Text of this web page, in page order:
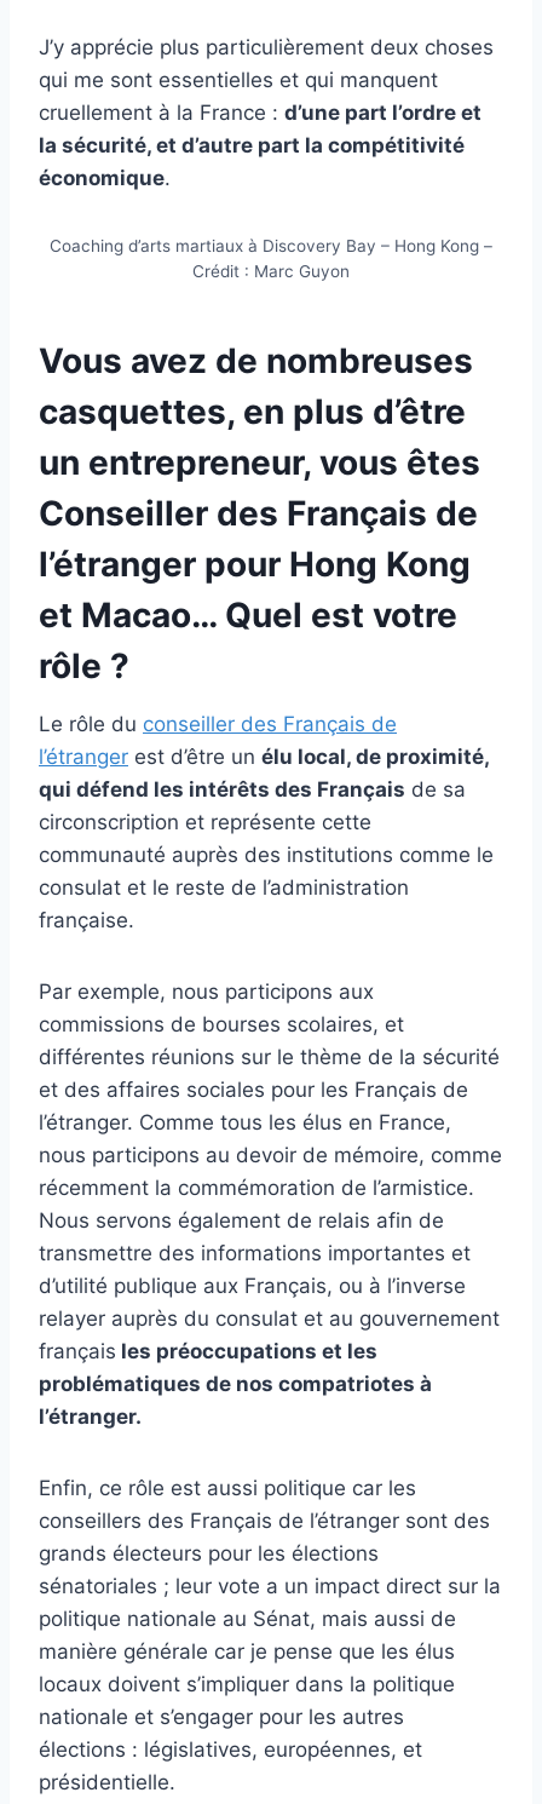
J’y apprécie plus particulièrement deux choses
qui me sont essentielles et qui manquent
cruellement à la France : d’une part l’ordre et
la sécurité, et d’autre part la compétitivité
économique.
Coaching d’arts martiaux à Discovery Bay – Hong Kong –
Crédit : Marc Guyon
Vous avez de nombreuses
casquettes, en plus d’être
un entrepreneur, vous êtes
Conseiller des Français de
l’étranger pour Hong Kong
et Macao… Quel est votre
rôle ?
Le rôle du conseiller des Français de
l’étranger est d’être un élu local, de proximité,
qui défend les intérêts des Français de sa
circonscription et représente cette
communauté auprès des institutions comme le
consulat et le reste de l’administration
française.
Par exemple, nous participons aux
commissions de bourses scolaires, et
différentes réunions sur le thème de la sécurité
et des affaires sociales pour les Français de
l’étranger. Comme tous les élus en France,
nous participons au devoir de mémoire, comme
récemment la commémoration de l’armistice.
Nous servons également de relais afin de
transmettre des informations importantes et
d’utilité publique aux Français, ou à l’inverse
relayer auprès du consulat et au gouvernement
français les préoccupations et les
problématiques de nos compatriotes à
l’étranger.
Enfin, ce rôle est aussi politique car les
conseillers des Français de l’étranger sont des
grands électeurs pour les élections
sénatoriales ; leur vote a un impact direct sur la
politique nationale au Sénat, mais aussi de
manière générale car je pense que les élus
locaux doivent s’impliquer dans la politique
nationale et s’engager pour les autres
élections : législatives, européennes, et
présidentielle.